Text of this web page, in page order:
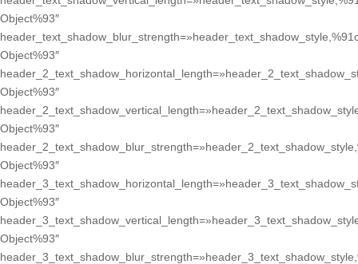
Object%93″
Object%93″
Object%93″
Object%93″
Object%93″
Object%93″
Object%93″